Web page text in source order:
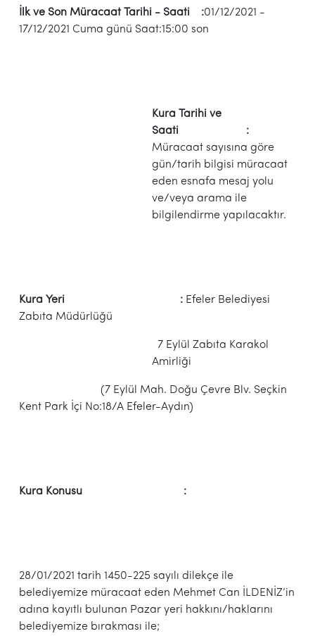
İlk ve Son Müracaat Tarihi - Saati :01/12/2021 -
17/12/2021 Cuma günü Saat:15:00 son
Kura Tarihi ve
Saati :
Müracaat sayısına göre
gün/tarih bilgisi müracaat
eden esnafa mesaj yolu
ve/veya arama ile
bilgilendirme yapılacaktır.
Kura Yeri : Efeler Belediyesi
Zabıta Müdürlüğü
7 Eylül Zabıta Karakol
Amirliği
(7 Eylül Mah. Doğu Çevre Blv. Seçkin
Kent Park İçi No:18/A Efeler-Aydın)
Kura Konusu :
28/01/2021 tarih 1450-225 sayılı dilekçe ile
belediyemize müracaat eden Mehmet Can İLDENİZ’in
adına kayıtlı bulunan Pazar yeri hakkını/haklarını
belediyemize bırakması ile;